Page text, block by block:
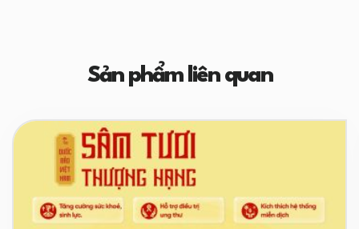
Sản phẩm liên quan